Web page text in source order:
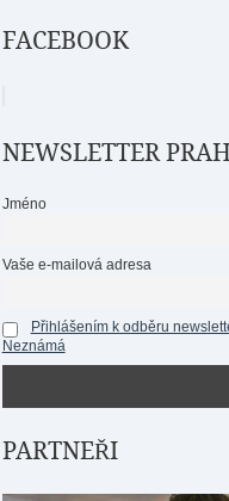
FACEBOOK
NEWSLETTER
Jméno
Vaše e-mailová adresa
Přihlášením k odběru
Neznámá
PARTNEŘI